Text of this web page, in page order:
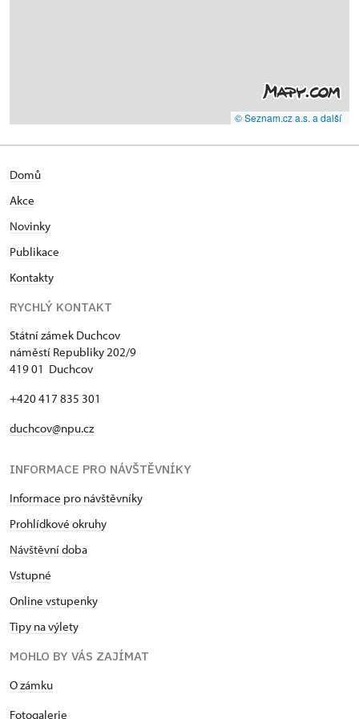
© Seznam.cz a.s. a další
Domů
Akce
Novinky
Publikace
Kontakty
RYCHLÝ KONTAKT
Státní zámek Duchcov
náměstí Republiky 202/9
419 01 Duchcov
+420 417 835 301
duchcov@npu.cz
INFORMACE PRO NÁVŠTĚVNÍKY
Informace pro návštěvníky
Prohlídkové okruhy
Návštěvní doba
Vstupné
Online vstupenky
Tipy na výlety
MOHLO BY VÁS ZAJÍMAT
O zámku
Fotogalerie